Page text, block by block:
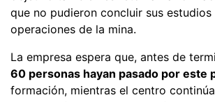
que no pudieron concluir sus
operaciones de la mina.
La empresa espera que, antes de
60 personas hayan pasado por este
formación, mientras el centro